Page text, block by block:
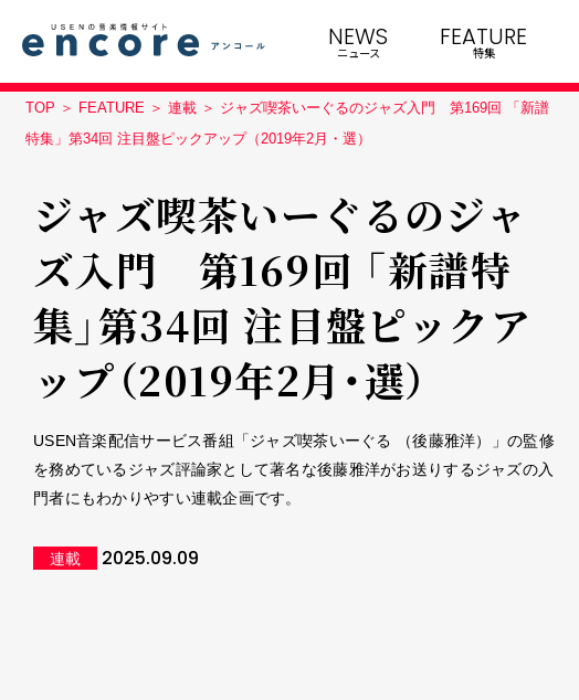
NEWS
ニュース
FEATURE
特集
TOP FEATURE 連載
ジャズ喫茶いーぐるのジャズ入門 第169回 「新譜
特集」第34回 注目盤ピックアップ（2019年2月・選）
ジャズ喫茶いーぐるのジャ
ズ入門 第169回 「新譜特
集」第34回 注目盤ピックア
ップ（2019年2月・選）
USEN音楽配信サービス番組「ジャズ喫茶いーぐる （後藤雅洋）」の監修
を務めているジャズ評論家として著名な後藤雅洋がお送りするジャズの入
門者にもわかりやすい連載企画です。
連載 2025.09.09